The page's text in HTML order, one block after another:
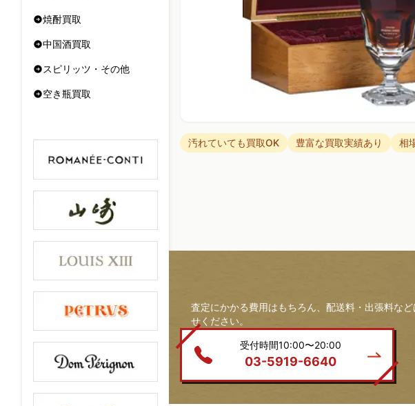
焼酎買取
中国酒買取
スピリッツ・その他
空き瓶買取
汚れていても買取OK 豊富な買取実績あり 相
査定にかかる費用はもちろん、配送料・出張料な
せください。
受付時間10:00〜20:00
03-5919-6640